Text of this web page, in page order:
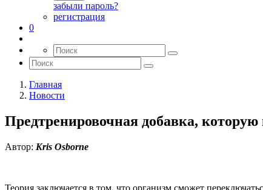
забыли пароль?
регистрация
0
Главная
Новости
Предтренировочная добавка,
Автор: Kris Osborne
Теория заключается в том, что организм сможет